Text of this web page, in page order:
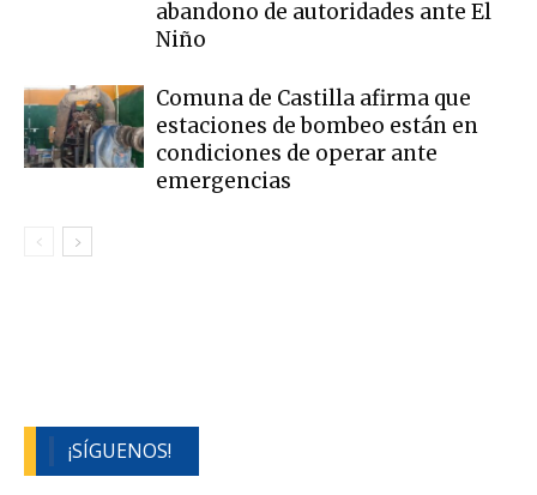
abandono de autoridades ante El
Niño
Comuna de Castilla afirma que
estaciones de bombeo están en
condiciones de operar ante
emergencias
¡SÍGUENOS!